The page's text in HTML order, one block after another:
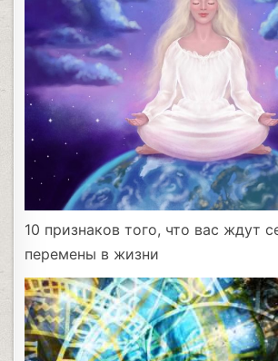
10 признаков того, что вас ждут
перемены в жизни